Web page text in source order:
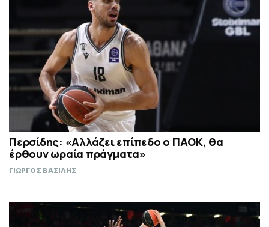
Περσίδης: «Αλλάζει επίπεδο ο ΠΑΟΚ, θα
έρθουν ωραία πράγματα»
ΓΙΩΡΓΟΣ ΒΑΣΙΛΗΣ